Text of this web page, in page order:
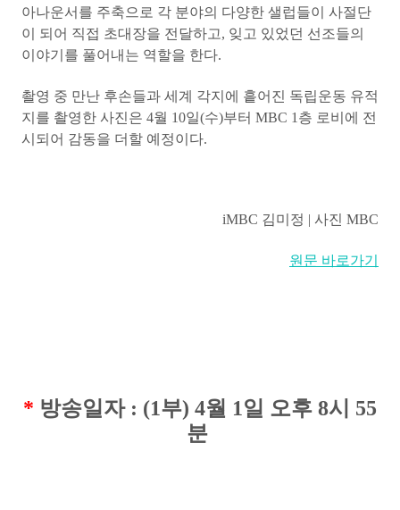
아나운서를 주축으로 각 분야의 다양한 샐럽들이 사절단
이 되어 직접 초대장을 전달하고, 잊고 있었던 선조들의
이야기를 풀어내는 역할을 한다.
촬영 중 만난 후손들과 세계 각지에 흩어진 독립운동 유적
지를 촬영한 사진은 4월 10일(수)부터 MBC 1층 로비에 전
시되어 감동을 더할 예정이다.
iMBC 김미정 | 사진 MBC
원문 바로가기
* 방송일자 : (1부) 4월 1일 오후 8시 55
분